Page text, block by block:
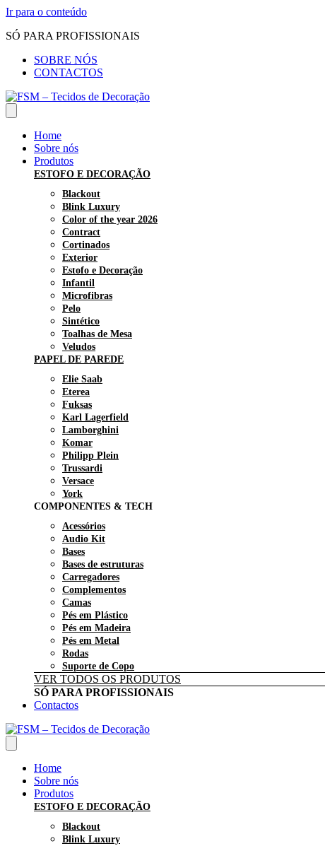
Ir para o conteúdo
SÓ PARA PROFISSIONAIS
SOBRE NÓS
CONTACTOS
Home
Sobre nós
Produtos
ESTOFO E DECORAÇÃO
Blackout
Blink Luxury
Color of the year 2026
Contract
Cortinados
Exterior
Estofo e Decoração
Infantil
Microfibras
Pelo
Sintético
Toalhas de Mesa
Veludos
PAPEL DE PAREDE
Elie Saab
Eterea
Fuksas
Karl Lagerfield
Lamborghini
Komar
Philipp Plein
Trussardi
Versace
York
COMPONENTES & TECH
Acessórios
Audio Kit
Bases
Bases de estruturas
Carregadores
Complementos
Camas
Pés em Plástico
Pés em Madeira
Pés em Metal
Rodas
Suporte de Copo
VER TODOS OS PRODUTOS
SÓ PARA PROFISSIONAIS
Contactos
Home
Sobre nós
Produtos
ESTOFO E DECORAÇÃO
Blackout
Blink Luxury